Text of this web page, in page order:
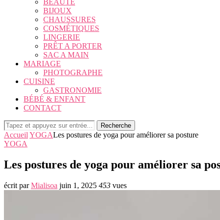
BEAUTÉ
BIJOUX
CHAUSSURES
COSMÉTIQUES
LINGERIE
PRÊT A PORTER
SAC A MAIN
MARIAGE
PHOTOGRAPHE
CUISINE
GASTRONOMIE
BÉBÉ & ENFANT
CONTACT
Recherche
Accueil YOGALes postures de yoga pour améliorer sa posture
YOGA
Les postures de yoga pour améliorer sa
écrit parMialisoa juin 1, 2025 453 vues